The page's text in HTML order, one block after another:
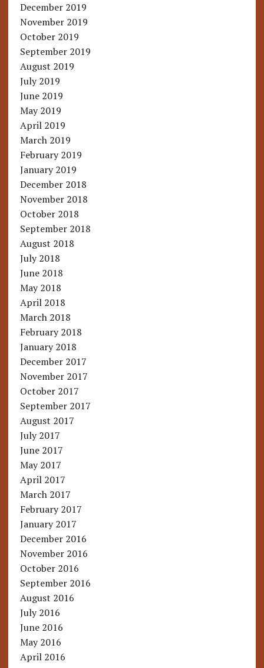
December 2019
November 2019
October 2019
September 2019
August 2019
July 2019
June 2019
May 2019
April 2019
March 2019
February 2019
January 2019
December 2018
November 2018
October 2018
September 2018
August 2018
July 2018
June 2018
May 2018
April 2018
March 2018
February 2018
January 2018
December 2017
November 2017
October 2017
September 2017
August 2017
July 2017
June 2017
May 2017
April 2017
March 2017
February 2017
January 2017
December 2016
November 2016
October 2016
September 2016
August 2016
July 2016
June 2016
May 2016
April 2016